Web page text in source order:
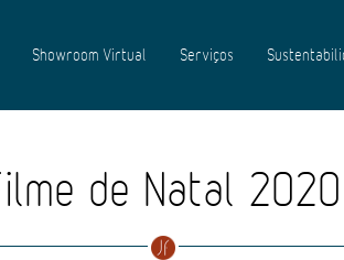
Showroom Virtual Serviços
de Natal 2020